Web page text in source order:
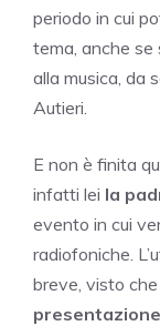
periodo in cui
tema, anche se
alla musica, da
Autieri.
E non è finita
infatti lei la
evento in cui
radiofoniche.
breve, visto che